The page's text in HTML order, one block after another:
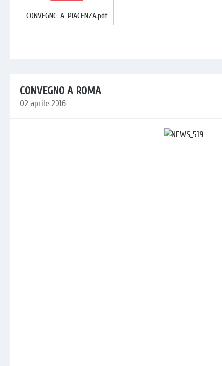
CONVEGNO-A-PIACENZA.pdf
CONVEGNO A ROMA
02 aprile 2016